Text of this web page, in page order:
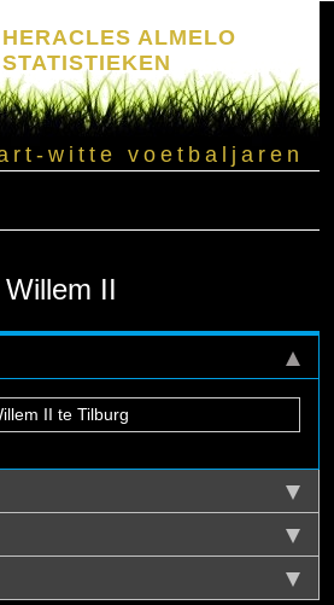
HERACLES ALMELO
STATISTIEKEN
witte voetbaljaren
II
II te Tilburg